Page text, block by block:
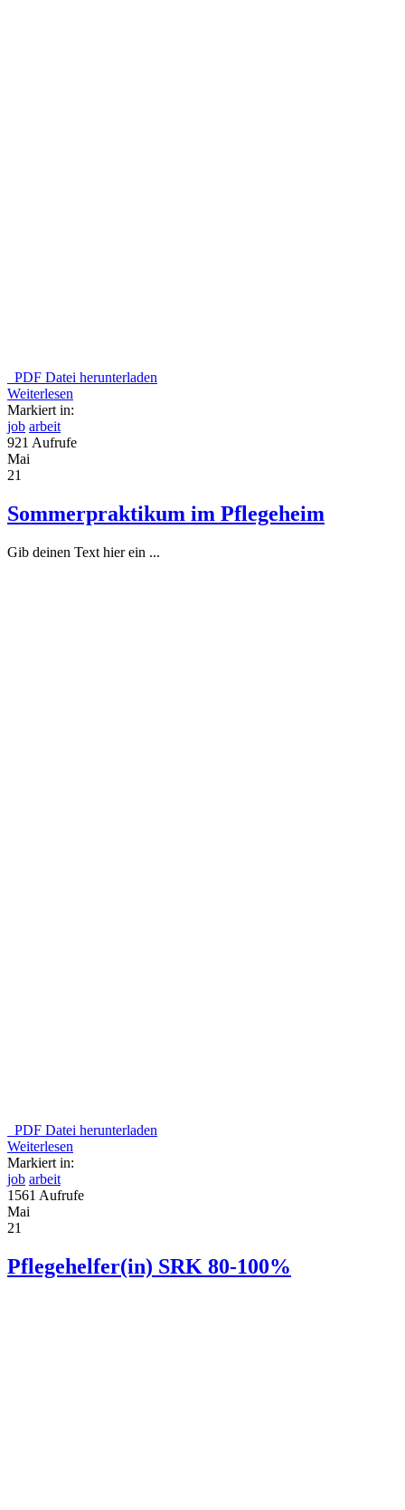
PDF Datei herunterladen
Weiterlesen
Markiert in:
job arbeit
921 Aufrufe
Mai
21
Sommerpraktikum im Pflegeheim
Gib deinen Text hier ein ...
PDF Datei herunterladen
Weiterlesen
Markiert in:
job arbeit
1561 Aufrufe
Mai
21
Pflegehelfer(in) SRK 80-100%